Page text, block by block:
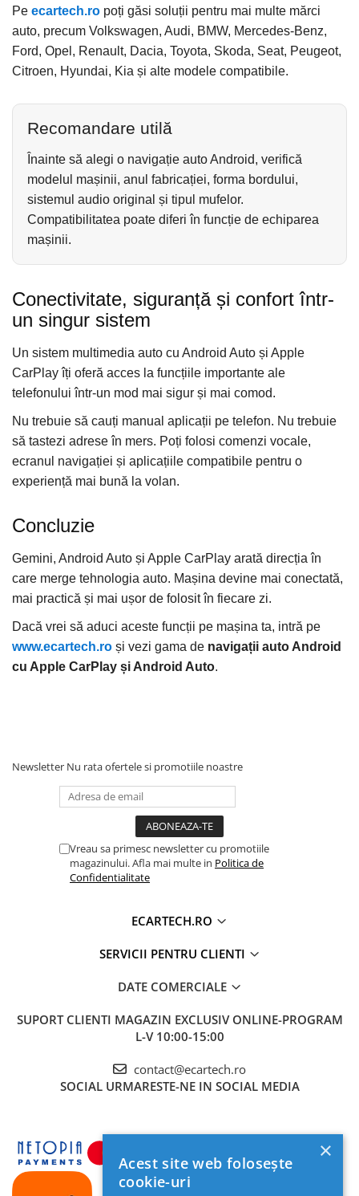
Pe ecartech.ro poți găsi soluții pentru mai multe mărci
auto, precum Volkswagen, Audi, BMW, Mercedes-Benz,
Ford, Opel, Renault, Dacia, Toyota, Skoda, Seat, Peugeot,
Citroen, Hyundai, Kia și alte modele compatibile.
Recomandare utilă
Înainte să alegi o navigație auto Android, verifică
modelul mașinii, anul fabricației, forma bordului,
sistemul audio original și tipul mufelor.
Compatibilitatea poate diferi în funcție de echiparea
mașinii.
Conectivitate, siguranță și confort într-
un singur sistem
Un sistem multimedia auto cu Android Auto și Apple
CarPlay îți oferă acces la funcțiile importante ale
telefonului într-un mod mai sigur și mai comod.
Nu trebuie să cauți manual aplicații pe telefon. Nu trebuie
să tastezi adrese în mers. Poți folosi comenzi vocale,
ecranul navigației și aplicațiile compatibile pentru o
experiență mai bună la volan.
Concluzie
Gemini, Android Auto și Apple CarPlay arată direcția în
care merge tehnologia auto. Mașina devine mai conectată,
mai practică și mai ușor de folosit în fiecare zi.
Dacă vrei să aduci aceste funcții pe mașina ta, intră pe
www.ecartech.ro și vezi gama de navigații auto Android
cu Apple CarPlay și Android Auto.
Newsletter Nu rata ofertele si promotiile noastre
Vreau sa primesc newsletter cu promotiile
magazinului. Afla mai multe in Politica de
Confidentialitate
ECARTECH.RO
SERVICII PENTRU CLIENTI
DATE COMERCIALE
SUPORT CLIENTI MAGAZIN EXCLUSIV ONLINE-PROGRAM
L-V 10:00-15:00
contact@ecartech.ro
SOCIAL URMARESTE-NE IN SOCIAL MEDIA
×
Acest site web folosește
cookie-uri